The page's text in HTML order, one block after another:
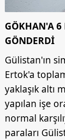
GÖKHAN'A 6
GÖNDERDİ
Gülistan'ın
Ertok'a
yaklaşık altı
yapılan işe
normal
paraları